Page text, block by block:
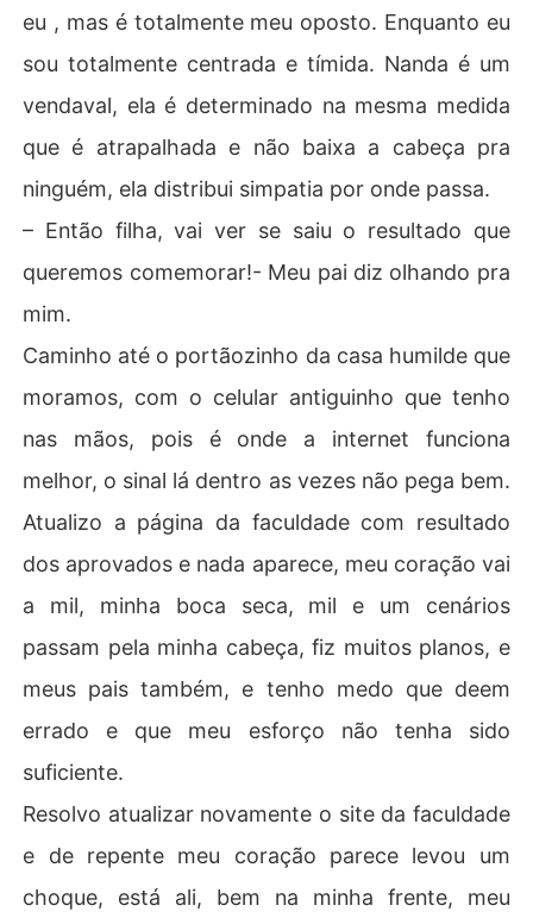
eu , mas é totalmente meu oposto. Enquanto eu
sou totalmente centrada e tímida. Nanda é um
vendaval, ela é determinado na mesma medida
que é atrapalhada e não baixa a cabeça pra
ninguém, ela distribui simpatia por onde passa.
– Então filha, vai ver se saiu o resultado que
queremos comemorar!- Meu pai diz olhando pra
mim.
Caminho até o portãozinho da casa humilde que
moramos, com o celular antiguinho que tenho
nas mãos, pois é onde a internet funciona
melhor, o sinal lá dentro as vezes não pega bem.
Atualizo a página da faculdade com resultado
dos aprovados e nada aparece, meu coração vai
a mil, minha boca seca, mil e um cenários
passam pela minha cabeça, fiz muitos planos, e
meus pais também, e tenho medo que deem
errado e que meu esforço não tenha sido
suficiente.
Resolvo atualizar novamente o site da faculdade
e de repente meu coração parece levou um
choque, está ali, bem na minha frente, meu